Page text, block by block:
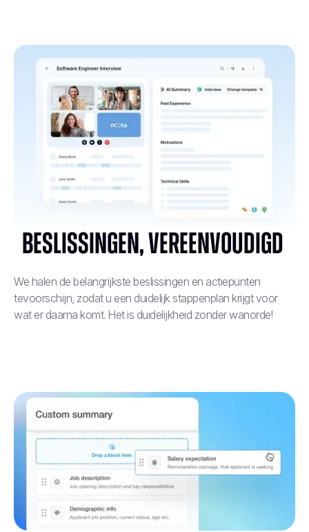
Beslissingen, vereenvoudigd ‍
We halen de belangrijkste beslissingen en actiepunten
tevoorschijn, zodat u een duidelijk stappenplan krijgt voor
wat er daarna komt. Het is duidelijkheid zonder wanorde!